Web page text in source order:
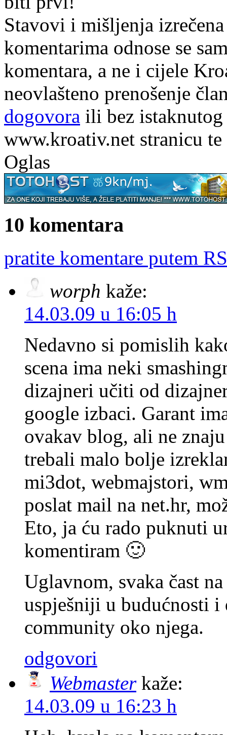
Stavovi i mišljenja
komentarima odnose se
komentara, a ne i cijele
neovlašteno prenošenje
dogovora ili bez
www.kroativ.net stranicu te
Oglas
10 komentara
pratite komentare putem
worph kaže:
14.03.09 u 16:05 h
Nedavno si pomislih
scena ima neki
dizajneri učiti od
google izbaci. Garant
ovakav blog, ali ne
trebali malo bolje
mi3dot, webmajstori,
poslat mail na net.hr,
Eto, ja ću rado puknuti
komentiram 🙂
Uglavnom, svaka čast
uspješniji u budućnosti
community oko njega.
odgovori
Webmaster kaže:
14.03.09 u 16:23 h